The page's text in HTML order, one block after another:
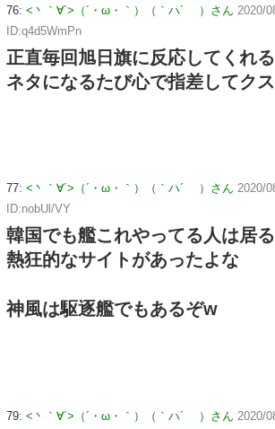
76: <丶｀∀´>（´・ω・｀）（｀ハ´ ）さん 2020/
ID:q4d5WmPn
正直毎回旭日旗に反応してくれ
ネタになるたび心で指差してク
77: <丶｀∀´>（´・ω・｀）（｀ハ´ ）さん 2020/
ID:nobUl/VY
韓国でも艦これやってる人は居
熱狂的なサイトがあったよな
神風は駆逐艦でもあるぞw
79: <丶｀∀´>（´・ω・｀）（｀ハ´ ）さん 2020/